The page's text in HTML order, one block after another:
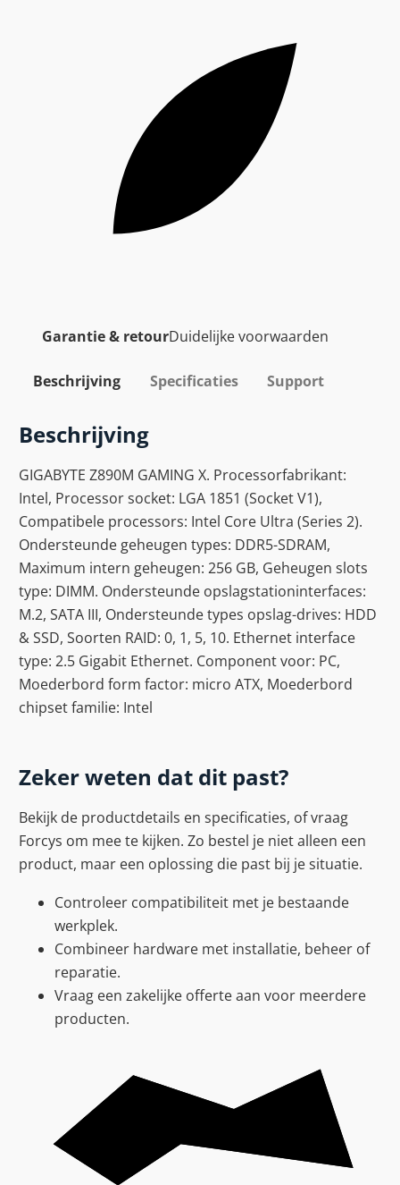
Garantie & retourDuidelijke voorwaarden
Beschrijving Specificaties Support
Beschrijving
GIGABYTE Z890M GAMING X. Processorfabrikant:
Intel, Processor socket: LGA 1851 (Socket V1),
Compatibele processors: Intel Core Ultra (Series 2).
Ondersteunde geheugen types: DDR5-SDRAM,
Maximum intern geheugen: 256 GB, Geheugen slots
type: DIMM. Ondersteunde opslagstationinterfaces:
M.2, SATA III, Ondersteunde types opslag-drives: HDD
& SSD, Soorten RAID: 0, 1, 5, 10. Ethernet interface
type: 2.5 Gigabit Ethernet. Component voor: PC,
Moederbord form factor: micro ATX, Moederbord
chipset familie: Intel
Zeker weten dat dit past?
Bekijk de productdetails en specificaties, of vraag
Forcys om mee te kijken. Zo bestel je niet alleen een
product, maar een oplossing die past bij je situatie.
Controleer compatibiliteit met je bestaande
werkplek.
Combineer hardware met installatie, beheer of
reparatie.
Vraag een zakelijke offerte aan voor meerdere
producten.